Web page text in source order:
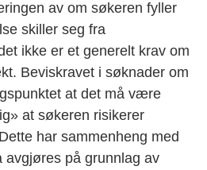
av om søkeren fyller
skiller seg fra
ikke er et generelt krav om
Beviskravet i søknader om
at det må være
at søkeren risikerer
har sammenheng med
avgjøres på grunnlag av